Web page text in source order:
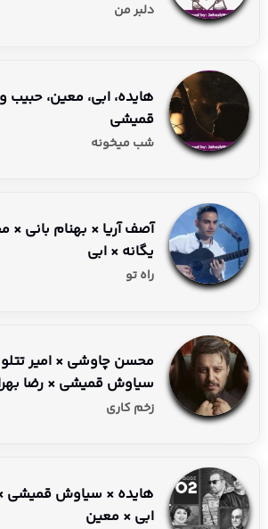
دلبر من
هایده، ابی، معین،
قمیشی
شب میخونه
آصف آریا × بهنام بانی
یگانه × ابی
راه تو
محسن چاوشی × امیر
سیاوش قمیشی × رضا
زخم کاری
هایده × سیاوش قمیشی
ابی × معین